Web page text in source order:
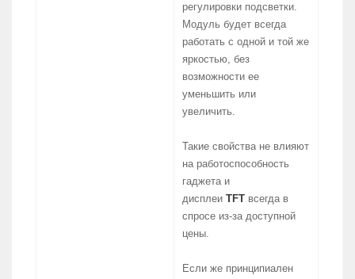
регулировки подсветки.
Модуль будет всегда
работать с одной и той же
яркостью, без
возможности ее
уменьшить или
увеличить.
Такие свойства не влияют
на работоспособность
гаджета и
дисплеи TFT всегда в
спросе из-за доступной
цены.
Если же принципиален